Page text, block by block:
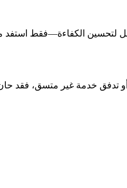
لتحسين الكفاءة—فقط استفد
تدفق خدمة غير متسق، فقد